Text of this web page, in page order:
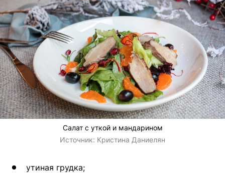
Салат с уткой и мандарином
Источник: Кристина Даниелян
утиная грудка;